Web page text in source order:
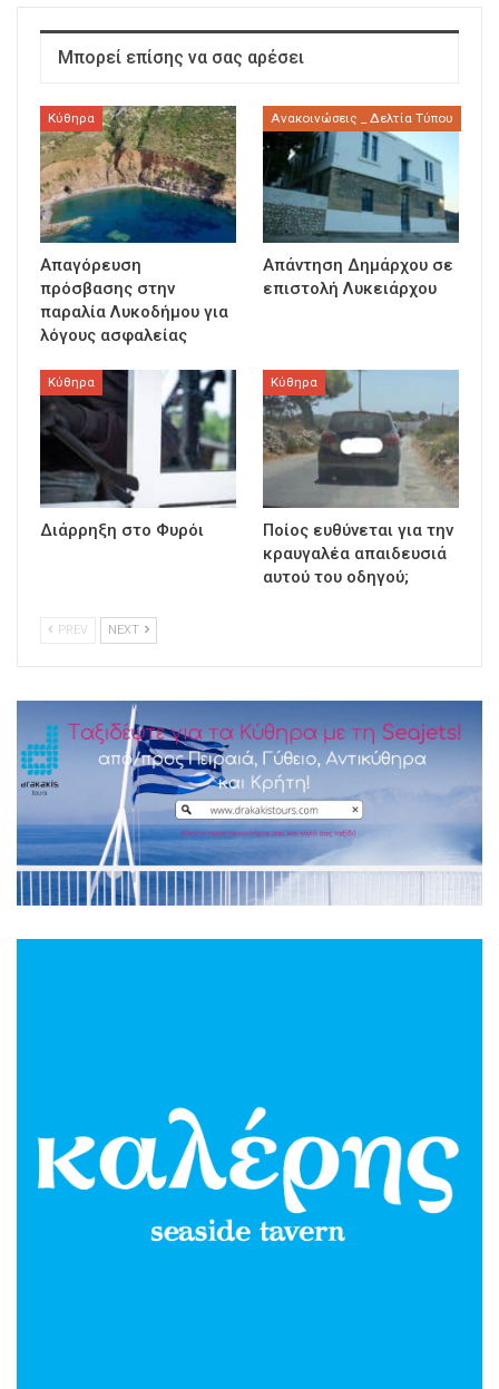
Μπορεί επίσης να σας αρέσει
Κύθηρα
Απαγόρευση
πρόσβασης στην
παραλία Λυκοδήμου για
λόγους ασφαλείας
Ανακοινώσεις _ Δελτία Τύπου
Απάντηση Δημάρχου σε
επιστολή Λυκειάρχου
Κύθηρα
Διάρρηξη στο Φυρόι
Κύθηρα
Ποίος ευθύνεται για την
κραυγαλέα απαιδευσιά
αυτού του οδηγού;
PREV NEXT